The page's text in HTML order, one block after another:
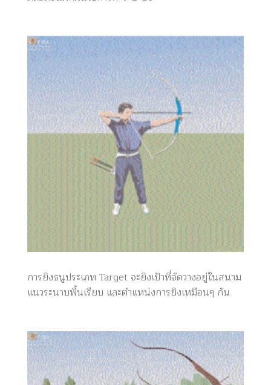
การยิงธนูประเภท Target จะยิงเป้าที่จัดวางอยู่ในสนาม
แนวระนาบพื้นเรียบ และตำแหน่งการยิงเหมือนๆ กัน